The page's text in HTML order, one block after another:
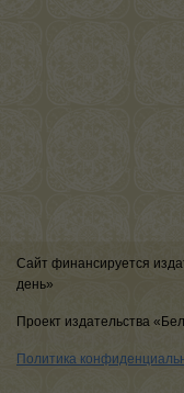
Сайт финансируется
день»
Проект издательства
Политика